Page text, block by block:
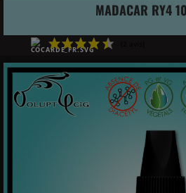
MADACAR RY4
(2 avis)